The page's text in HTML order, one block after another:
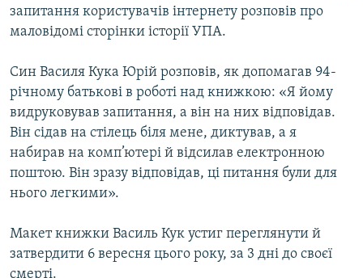
ПОДКАСТИ
РУС
УКР
КТАТ
запитання користувачів інтернету розповів про
маловідомі сторінки історії УПА.
Син Василя Кука Юрій розповів, як допомагав 94-
річному батькові в роботі над книжкою: «Я йому
видруковував запитання, а він на них відповідав.
Він сідав на стілець біля мене, диктував, а я
набирав на комп’ютері й відсилав електронною
поштою. Він зразу відповідав, ці питання були для
нього легкими».
Макет книжки Василь Кук устиг переглянути й
затвердити 6 вересня цього року, за 3 дні до своєї
смерті.